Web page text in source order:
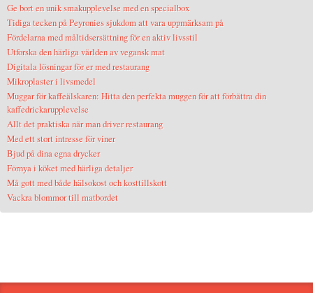
Ge bort en unik smakupplevelse med en specialbox
Tidiga tecken på Peyronies sjukdom att vara uppmärksam på
Fördelarna med måltidsersättning för en aktiv livsstil
Utforska den härliga världen av vegansk mat
Digitala lösningar för er med restaurang
Mikroplaster i livsmedel
Muggar för kaffeälskaren: Hitta den perfekta muggen för att förbättra din
kaffedrickarupplevelse
Allt det praktiska när man driver restaurang
Med ett stort intresse för viner
Bjud på dina egna drycker
Förnya i köket med härliga detaljer
Må gott med både hälsokost och kosttillskott
Vackra blommor till matbordet